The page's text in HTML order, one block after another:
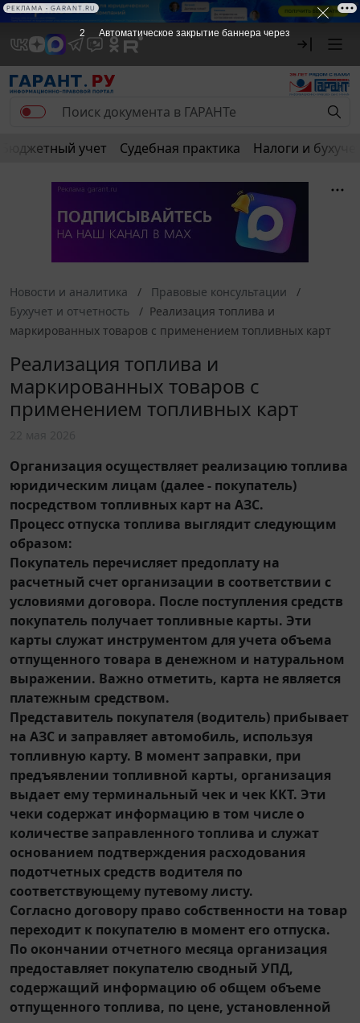
РЕКЛАМА
Бюджетный учет Судебная практика Налоги и
Новости и аналитика
Правовые консультации
Бухучет и отчетность
Реализация топлива и
маркированных товаров с применением топливных карт
Реализация топлива и
маркированных товаров с
применением топливных карт
Организация осуществляет реализацию топлива
юридическим лицам (далее - покупатель)
посредством топливных карт на АЗС.
Процесс отпуска топлива выглядит следующим
образом:
Покупатель перечисляет предоплату на
расчетный счет организации в соответствии с
условиями договора. После поступления средств
покупатель получает топливные карты. Эти
карты служат инструментом для учета объема
отпущенного товара в денежном и натуральном
выражении. Важно отметить, карта не является
платежным средством.
Представитель покупателя (водитель) прибывает
на АЗС и заправляет автомобиль, используя
топливную карту. В момент заправки, при
предъявлении топливной карты, организация
выдает ему терминальный чек и чек ККТ. Эти
чеки содержат информацию в том числе о
количестве заправленного топлива и служат
основанием подтверждения расходования
подотчетных средств водителя по
соответствующему путевому листу.
Согласно договору право собственности на товар
переходит к покупателю в момент его отпуска.
По окончании отчетного месяца организация
предоставляет покупателю сводный УПД,
содержащий информацию об общем объеме
отпущенного топлива, по цене, установленной
1 Автоматическое закрытие баннера через
РЕКЛАМА • GARANT.RU